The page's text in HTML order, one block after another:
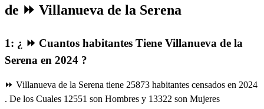
de ⏩ Villanueva de la Serena
1: ¿ ⏩ Cuantos habitantes Tiene Villanueva de la
Serena en 2024 ?
⏩ Villanueva de la Serena tiene 25873 habitantes censados en 2024
. De los Cuales 12551 son Hombres y 13322 son Mujeres